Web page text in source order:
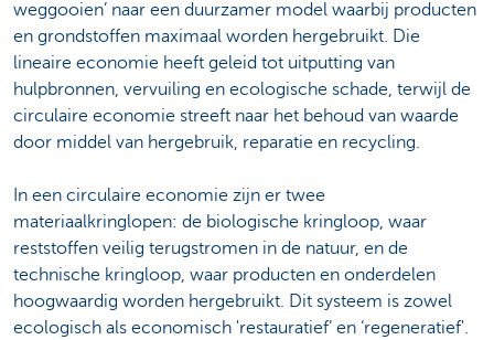
weggooien’ naar een duurzamer model waarbij producten
en grondstoffen maximaal worden hergebruikt. Die
lineaire economie heeft geleid tot uitputting van
hulpbronnen, vervuiling en ecologische schade, terwijl de
circulaire economie streeft naar het behoud van waarde
door middel van hergebruik, reparatie en recycling.
In een circulaire economie zijn er twee
materiaalkringlopen: de biologische kringloop, waar
reststoffen veilig terugstromen in de natuur, en de
technische kringloop, waar producten en onderdelen
hoogwaardig worden hergebruikt. Dit systeem is zowel
ecologisch als economisch 'restauratief’ en ‘regeneratief'.